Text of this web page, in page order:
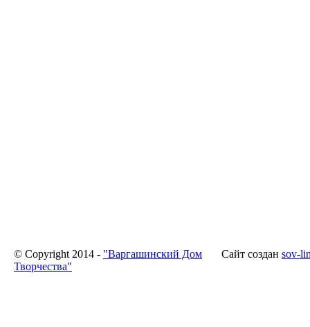
© Copyright 2014 - "Варгашинский Дом
Творчества"
Сайт создан sov-